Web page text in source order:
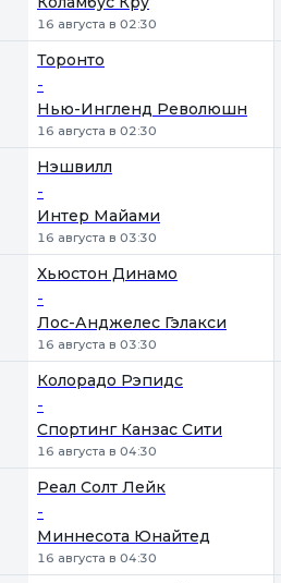
16 августа в 02:30
Торонто
-
Нью-Ингленд Революшн
16 августа в 02:30
Нэшвилл
-
Интер Майами
16 августа в 03:30
Хьюстон Динамо
-
Лос-Анджелес Гэлакси
16 августа в 03:30
Колорадо Рэпидс
-
Спортинг Канзас Сити
16 августа в 04:30
Реал Солт Лейк
-
Миннесота Юнайтед
16 августа в 04:30